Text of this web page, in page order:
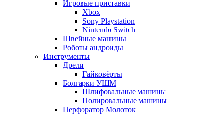
Игровые приставки
Xbox
Sony Playstation
Nintendo Switch
Швейные машины
Роботы андроиды
Инструменты
Дрели
Гайковёрты
Болгарки УШМ
Шлифовальные машины
Полировальные машины
Перфоратор Молоток